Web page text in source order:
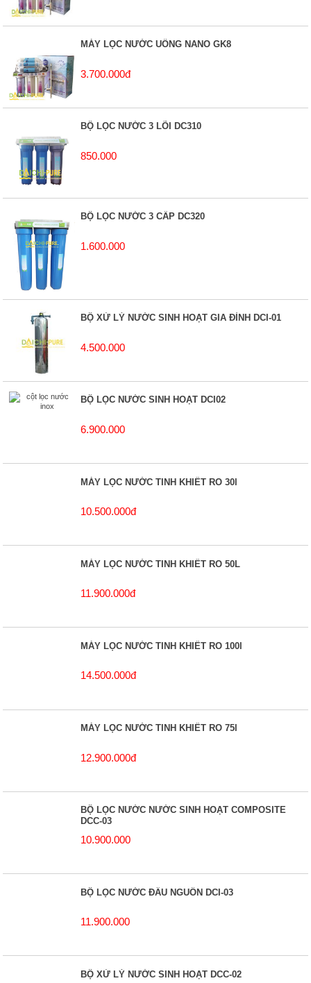
MÁY LỌC NƯỚC UỐNG NANO GK8
3.700.000đ
BỘ LỌC NƯỚC 3 LÕI DC310
850.000
BỘ LỌC NƯỚC 3 CẤP DC320
1.600.000
BỘ XỬ LÝ NƯỚC SINH HOẠT GIA ĐÌNH DCI-01
4.500.000
BỘ LỌC NƯỚC SINH HOẠT DCI02
6.900.000
MÁY LỌC NƯỚC TINH KHIẾT RO 30l
10.500.000đ
MÁY LỌC NƯỚC TINH KHIẾT RO 50L
11.900.000đ
MÁY LỌC NƯỚC TINH KHIẾT RO 100l
14.500.000đ
MÁY LỌC NƯỚC TINH KHIẾT RO 75l
12.900.000đ
BỘ LỌC NƯỚC NƯỚC SINH HOẠT COMPOSITE
DCC-03
10.900.000
BỘ LỌC NƯỚC ĐẦU NGUỒN DCI-03
11.900.000
BỘ XỬ LÝ NƯỚC SINH HOẠT DCC-02